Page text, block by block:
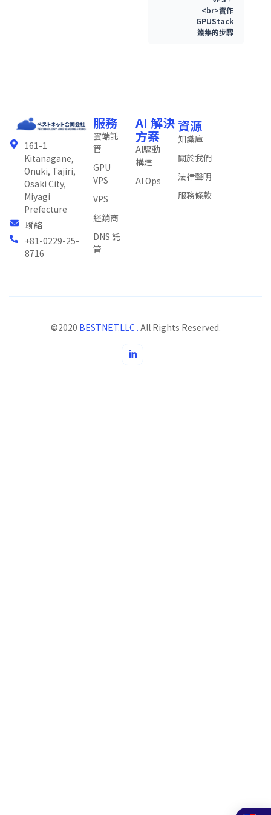
<br>實作
GPUStack
叢集的步驟
161-1
Kitanagane,
Onuki, Tajiri,
Osaki City,
Miyagi
Prefecture
聯絡
+81-0229-25-
8716
服務
雲端託
管
GPU
VPS
VPS
經銷商
DNS 託
管
AI 解決
方案
AI驅動
構建
AI Ops
資源
知識庫
關於我們
法律聲明
服務條款
©2020 BESTNET.LLC . All Rights Reserved.